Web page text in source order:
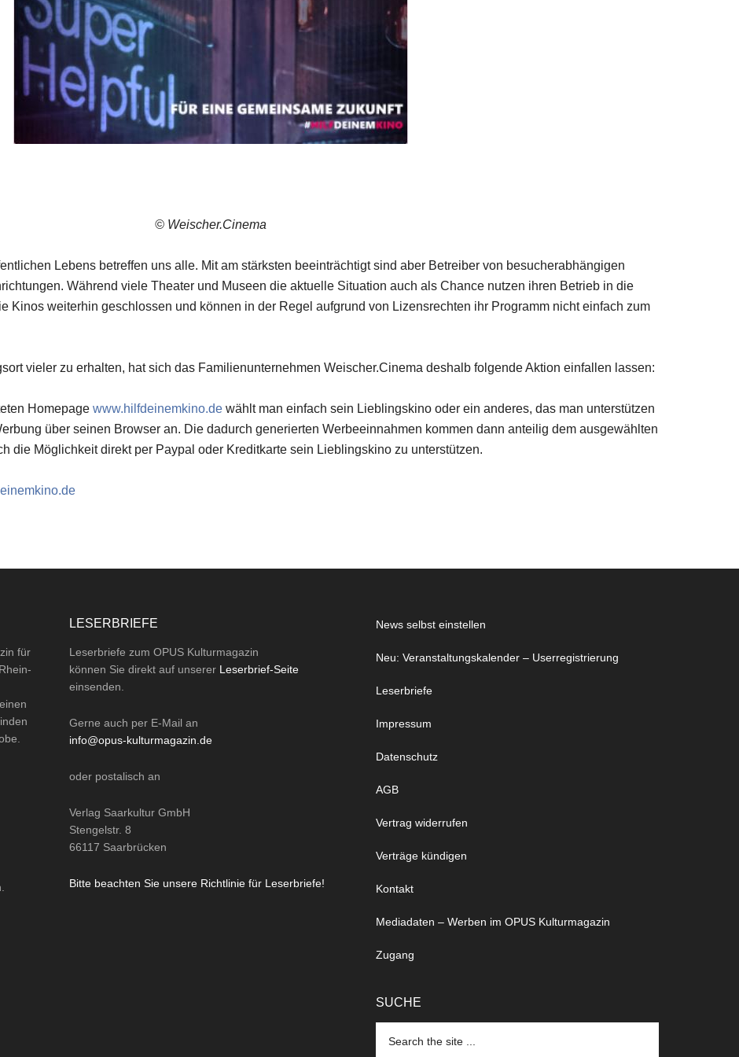
© Weischer.Cinema
Lebens betreffen uns alle. Mit am stärksten beeinträchtigt sind aber Betreiber von besucherabhängigen
Während viele Theater und Museen die aktuelle Situation auch als Chance nutzen ihren Betrieb in die
Kinos weiterhin geschlossen und können in der Regel aufgrund von Lizensrechten ihr Programm nicht einfach zum
vieler zu erhalten, hat sich das Familienunternehmen Weischer.Cinema deshalb folgende Aktion einfallen lassen:
Homepage www.hilfdeinemkino.de wählt man einfach sein Lieblingskino oder ein anderes, das man unterstützen
über seinen Browser an. Die dadurch generierten Werbeeinnahmen kommen dann anteilig dem ausgewählten
die Möglichkeit direkt per Paypal oder Kreditkarte sein Lieblingskino zu unterstützen.
für
LESERBRIEFE
Leserbriefe zum OPUS Kulturmagazin
können Sie direkt auf unserer Leserbrief-Seite
einsenden.
Gerne auch per E-Mail an
info@opus-kulturmagazin.de
oder postalisch an
Verlag Saarkultur GmbH
Stengelstr. 8
66117 Saarbrücken
Bitte beachten Sie unsere Richtlinie für Leserbriefe!
News selbst einstellen
Neu: Veranstaltungskalender – Userregistrierung
Leserbriefe
Impressum
Datenschutz
AGB
Vertrag widerrufen
Verträge kündigen
Kontakt
Mediadaten – Werben im OPUS Kulturmagazin
Zugang
SUCHE
the